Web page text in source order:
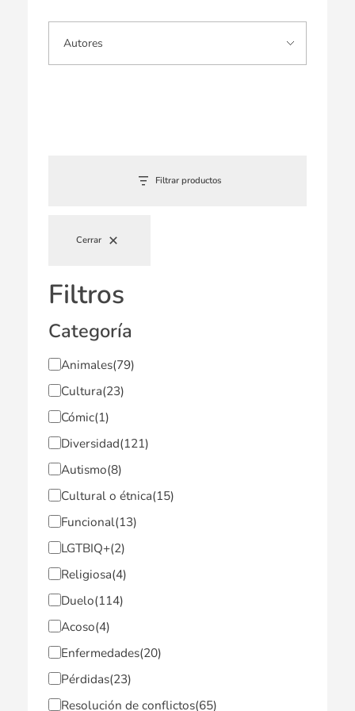
Filtrar productos
Cerrar
Filtros
Categoría
Animales(79)
Cultura(23)
Cómic(1)
Diversidad(121)
Autismo(8)
Cultural o étnica(15)
Funcional(13)
LGTBIQ+(2)
Religiosa(4)
Duelo(114)
Acoso(4)
Enfermedades(20)
Pérdidas(23)
Resolución de conflictos(65)